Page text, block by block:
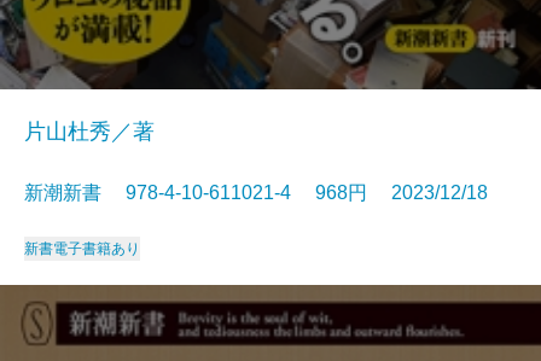
片山杜秀／著
新潮新書 978-4-10-611021-4 968円 2023/12/18
新書電子書籍あり